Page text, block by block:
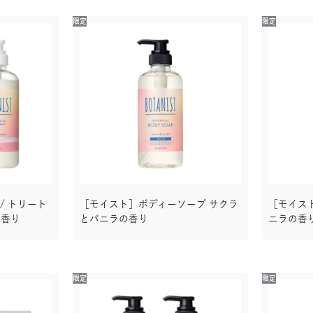
トリート
り
限定
［モイスト］ボディーソープ サクラ
とバニラの香り
限定
［モイ
ニラの香
限定 限定